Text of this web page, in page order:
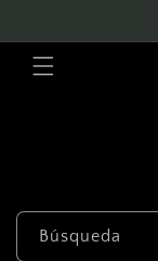
al contenido
Búsqueda